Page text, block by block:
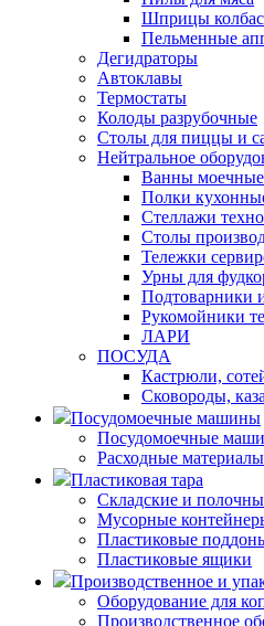
Шприцы
Пельменные
Дегидраторы
Автоклавы
Термостаты
Колоды разрубочные
Столы для пиццы и
Нейтральное
Ванны моечные
Полки
Стеллажи
Столы
Тележки
Урны для
Подтоварники
Рукомойники
ЛАРИ
ПОСУДА
Кастрюли,
Сковороды,
Посудомоечные машины
Посудомоечные
Расходные
Пластиковая тара
Складские и
Мусорные
Пластиковые
Пластиковые ящики
Производственное и
Оборудование для
Производственное